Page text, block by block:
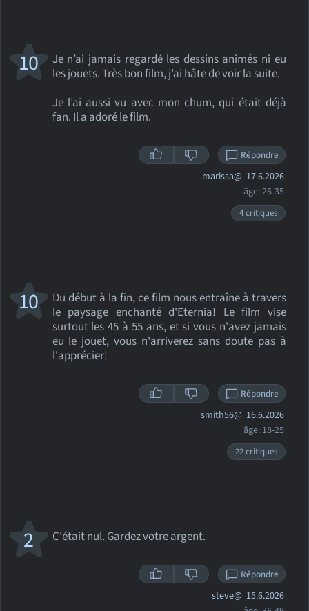
Je n’ai jamais regardé les dessins animés ni eu
les jouets. Très bon film, j’ai hâte de voir la suite.
Je l’ai aussi vu avec mon chum, qui était déjà
fan. Il a adoré le film.
10
Répondre
marissa@ 17.6.2026
âge: 26-35
4 critiques
Du début à la fin, ce film nous entraîne à travers
le paysage enchanté d'Eternia! Le film vise
surtout les 45 à 55 ans, et si vous n'avez jamais
eu le jouet, vous n'arriverez sans doute pas à
l'apprécier!
10
Répondre
smith56@ 16.6.2026
âge: 18-25
22 critiques
C'était nul. Gardez votre argent.
2
Répondre
steve@ 15.6.2026